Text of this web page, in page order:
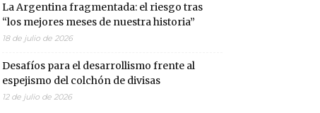
La Argentina fragmentada: el riesgo tras
“los mejores meses de nuestra historia”
18 de julio de 2026
Desafíos para el desarrollismo frente al
espejismo del colchón de divisas
12 de julio de 2026